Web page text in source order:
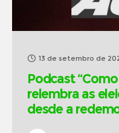
13 de setembro de
Podcast
relembra as
desde a